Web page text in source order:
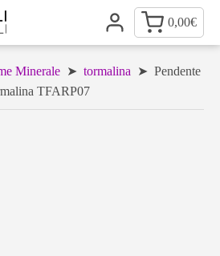
0,00€
Minerale ➤ tormalina ➤ Pendente
TFARP07